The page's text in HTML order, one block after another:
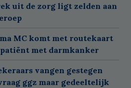
uit de zorg ligt zelden aan
MC komt met routekaart
met darmkanker
vangen gestegen
ggz maar gedeeltelijk